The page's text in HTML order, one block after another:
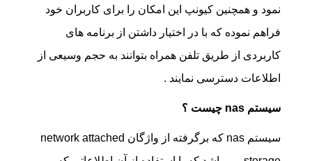
نمود و همچنین کیونپ این امکان را برای کاربران خود
فراهم نموده که با در اختیار داشتن از برنامه های
کاربردی از طریق تلفن همراه بتوانند به حجم وسیعی از
اطلاعات دسترسی نمایند .
سیستم nas چیست ؟
سیستم nas که برگرفته از واژگان network attached